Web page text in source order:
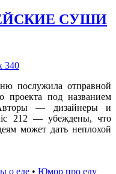
СУШИ
послужила отправной
проекта под названием
Авторы — дизайнеры и
212 — убеждены, что
может дать неплохой
o еде • Юмор про еду